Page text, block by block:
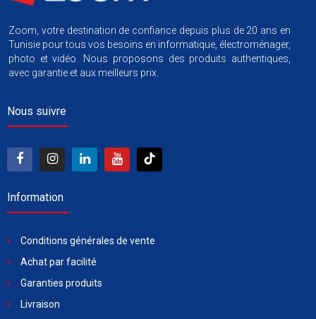
Zoom, votre destination de confiance depuis plus de 20 ans en
Tunisie pour tous vos besoins en informatique, électroménager,
photo et vidéo. Nous proposons des produits authentiques,
avec garantie et aux meilleurs prix.
Nous suivre
Information
Conditions générales de vente
Achat par facilité
Garanties produits
Livraison